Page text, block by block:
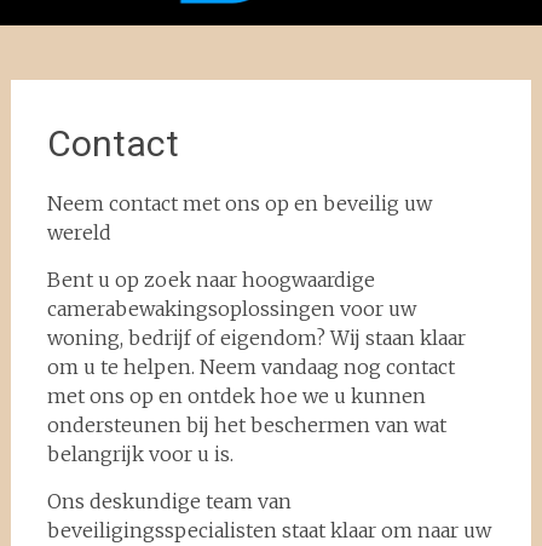
Contact
Neem contact met ons op en beveilig uw
wereld
Bent u op zoek naar hoogwaardige
camerabewakingsoplossingen voor uw
woning, bedrijf of eigendom? Wij staan klaar
om u te helpen. Neem vandaag nog contact
met ons op en ontdek hoe we u kunnen
ondersteunen bij het beschermen van wat
belangrijk voor u is.
Ons deskundige team van
beveiligingsspecialisten staat klaar om naar uw